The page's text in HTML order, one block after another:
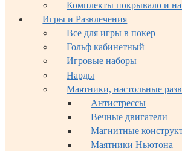
Комплекты покрывало и
Игры и Развлечения
Все для игры в покер
Гольф кабинетный
Игровые наборы
Нарды
Маятники, настольные
Антистрессы
Вечные двигатели
Магнитные
Маятники Ньютона